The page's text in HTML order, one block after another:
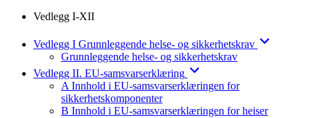
Vedlegg I-XII
Vedlegg I Grunnleggende helse- og sikkerhetskrav
Grunnleggende helse- og sikkerhetskrav
Vedlegg II. EU-samsvarserklæring
A Innhold i EU-samsvarserklæringen for
sikkerhetskomponenter
B Innhold i EU-samsvarserklæringen for heiser